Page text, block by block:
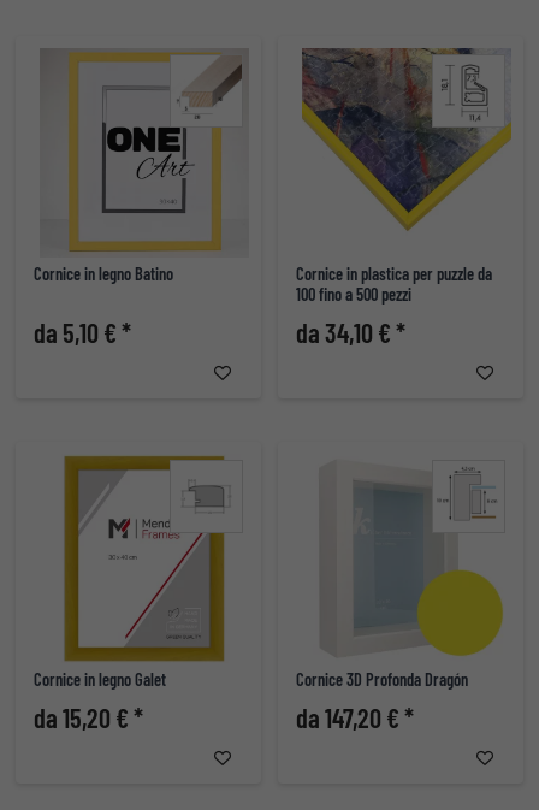
Cornice in legno Batino
da 5,10 € *
Cornice in plastica per puzzle da
100 fino a 500 pezzi
da 34,10 € *
Cornice in legno Galet
da 15,20 € *
Cornice 3D Profonda Dragón
da 147,20 € *